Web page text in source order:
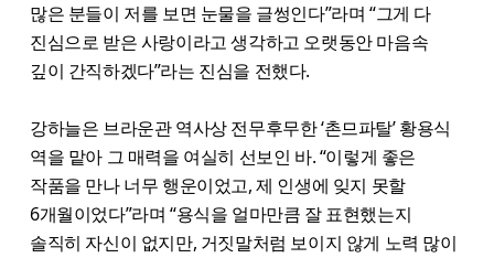
많은 분들이 저를 보면 눈물을 글썽인다”라며 “그게 다
진심으로 받은 사랑이라고 생각하고 오랫동안 마음속
깊이 간직하겠다”라는 진심을 전했다.
강하늘은 브라운관 역사상 전무후무한 ‘촌므파탈’ 황용식
역을 맡아 그 매력을 여실히 선보인 바. “이렇게 좋은
작품을 만나 너무 행운이었고, 제 인생에 잊지 못할
6개월이었다”라며 “용식을 얼마만큼 잘 표현했는지
솔직히 자신이 없지만, 거짓말처럼 보이지 않게 노력 많이